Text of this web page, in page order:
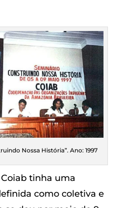
Nossa História”. Ano: 1997
tinha uma
como coletiva e